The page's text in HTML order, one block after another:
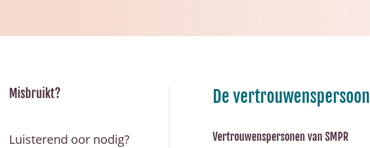
Misbruikt?
Luisterend oor nodig?
De vertrouwenspersoon
Vertrouwenspersonen van SMPR